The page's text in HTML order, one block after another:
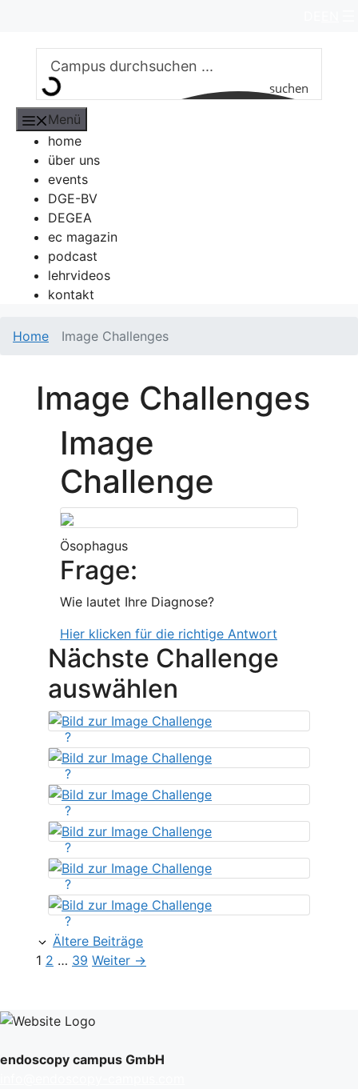
springen
suchen
Menü
home
über uns
events
DGE-BV
DEGEA
ec magazin
podcast
lehrvideos
kontakt
Home Image Challenges
Image Challenges
Image
Challenge
Ösophagus
Frage:
Wie lautet Ihre Diagnose?
Hier klicken für die richtige Antwort
Nächste Challenge
auswählen
?
?
?
?
?
?
Ältere Beiträge
Seite
1 Seite
2 … Seite
39 Weiter →
endoscopy campus GmbH